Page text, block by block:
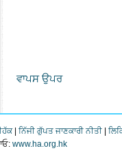
ਵਾਪਸ ਉਪਰ
| ਨਿੱਜੀ ਗੁੱਪਤ ਜਾਣਕਾਰੀ ਨੀਤੀ |
www.ha.org.hk